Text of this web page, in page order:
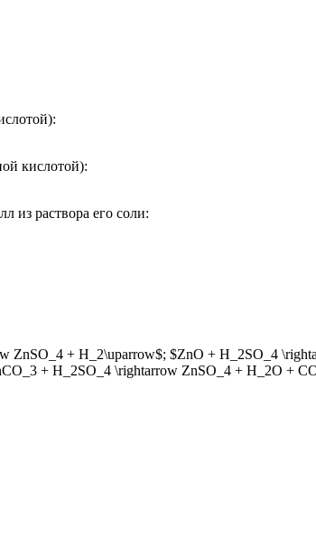
кислотой):
из раствора его соли:
ZnSO_4 + H_2\uparrow$; $ZnO + H_2SO_4
+ H_2SO_4 \rightarrow ZnSO_4 + H_2O +